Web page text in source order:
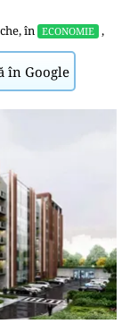
, în ECONOMIE ,
în Google